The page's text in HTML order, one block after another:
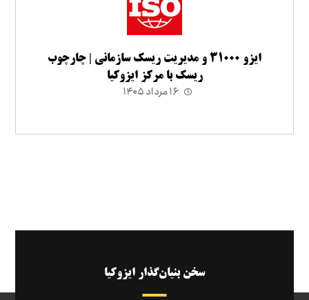
ایزو ۳۱۰۰۰ و مدیریت ریسک سازمانی | چارچوب
ریسک با مرکز ایزوکیا
۱۶ مرداد ۱۴۰۵
سخن بنیان‌گذار ایزوکیا